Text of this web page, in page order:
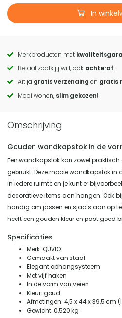
In
Call
to
actions
Merkproducten met
Betaal zoals jij wilt, ook achteraf.
Altijd gratis verzending én gratis
Mooi wonen, slim gekozen!
Gouden wandkapstok in de
Een wandkapstok kan zowel
gebruikt. Deze mooie wandkapstok in
in iedere ruimte en je kunt er
decoratieve items aan hangen. Ook
handig om jassen en sjaals aan op
heeft een gouden kleur en past goed
Specificaties
Merk: QUVIO
Gemaakt van staal
Elegant ophangsysteem
Met vijf haken
In de vorm van veren
Kleur: goud
Afmetingen: 4,5 x 44 x 39,5 cm
Gewicht: 0,520 kg